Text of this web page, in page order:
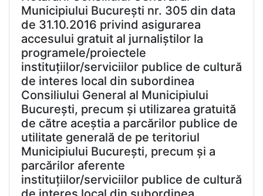
Municipiului București nr. 305 din data
de 31.10.2016 privind asigurarea
accesului gratuit al jurnaliștilor la
programele/proiectele
instituțiilor/serviciilor publice de cultură
de interes local din subordinea
Consiliului General al Municipiului
București, precum și utilizarea gratuită
de către aceștia a parcărilor publice de
utilitate generală de pe teritoriul
Municipiului București, precum și a
parcărilor aferente
instituțiilor/serviciilor publice de cultură